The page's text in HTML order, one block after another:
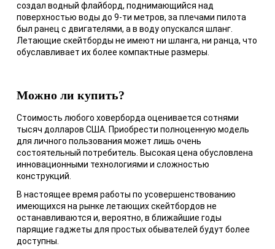
создал водный флайборд, поднимающийся над
поверхностью воды до 9-ти метров, за плечами пилота
был ранец с двигателями, а в воду опускался шланг.
Летающие скейтборды не имеют ни шланга, ни ранца, что
обуславливает их более компактные размеры.
Можно ли купить?
Стоимость любого ховерборда оценивается сотнями
тысяч долларов США. Приобрести полноценную модель
для личного пользования может лишь очень
состоятельный потребитель. Высокая цена обусловлена
инновационными технологиями и сложностью
конструкций.
В настоящее время работы по усовершенствованию
имеющихся на рынке летающих скейтбордов не
останавливаются и, вероятно, в ближайшие годы
парящие гаджеты для простых обывателей будут более
доступны.